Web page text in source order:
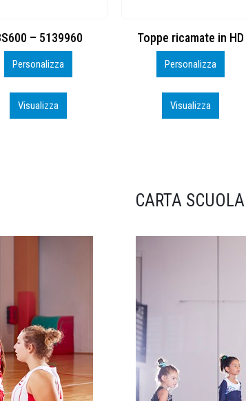
ricamate in HD
Personalizza
Visualizza
KIT CAMP 100
Personalizza
Visualizza
CARTA SCUOLA